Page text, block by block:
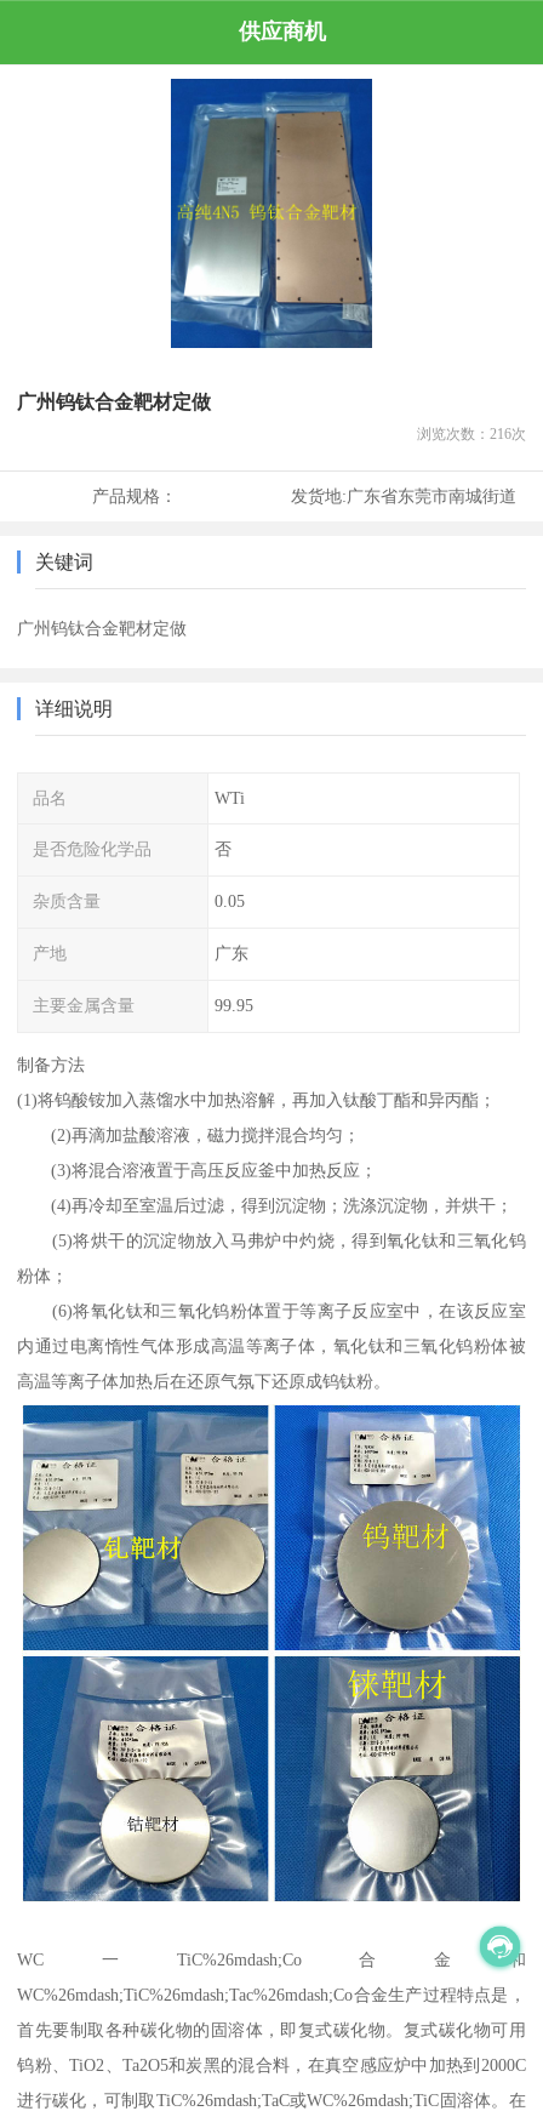
供应商机
广州钨钛合金靶材定做
浏览次数： 216次
产品规格： 发货地:广东省东莞市南城街道
关键词
广州钨钛合金靶材定做
详细说明
品名 WTi
是否危险化学品 否
杂质含量 0.05
产地 广东
主要金属含量 99.95
制备方法
(1)将钨酸铵加入蒸馏水中加热溶解，再加入钛酸丁酯和异丙酯；
(2)再滴加盐酸溶液，磁力搅拌混合均匀；
(3)将混合溶液置于高压反应釜中加热反应；
(4)再冷却至室温后过滤，得到沉淀物；洗涤沉淀物，并烘干；
(5)将烘干的沉淀物放入马弗炉中灼烧，得到氧化钛和三氧化钨
粉体；
(6)将氧化钛和三氧化钨粉体置于等离子反应室中，在该反应室
内通过电离惰性气体形成高温等离子体，氧化钛和三氧化钨粉体被
高温等离子体加热后在还原气氛下还原成钨钛粉。
WC一TiC%26mdash;Co合金和
WC%26mdash;TiC%26mdash;Tac%26mdash;Co合金生产过程特点是，
首先要制取各种碳化物的固溶体，即复式碳化物。复式碳化物可用
钨粉、TiO2、Ta2O5和炭黑的混合料，在真空感应炉中加热到2000C
进行碳化，可制取TiC%26mdash;TaC或WC%26mdash;TiC固溶体。在